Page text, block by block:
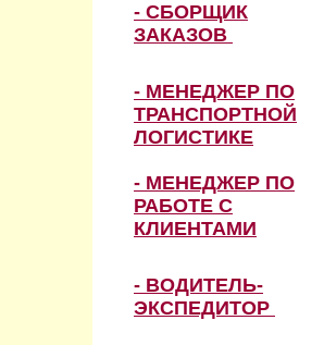
- СБОРЩИК
ЗАКАЗОВ
- МЕНЕДЖЕР ПО
ТРАНСПОРТНОЙ
ЛОГИСТИКЕ
- МЕНЕДЖЕР ПО
РАБОТЕ С
КЛИЕНТАМИ
- ВОДИТЕЛЬ-
ЭКСПЕДИТОР